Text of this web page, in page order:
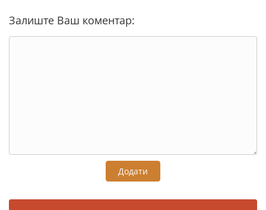
Залиште Ваш коментар:
Додати